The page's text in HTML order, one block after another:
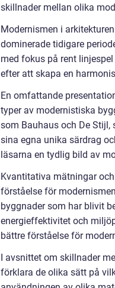
skillnader mellan olika
Modernismen i
dominerade tidigare
med fokus på rent
efter att skapa en
En omfattande
typer av modernistiska
som Bauhaus och De
sina egna unika särdrag
läsarna en tydlig bild av
Kvantitativa mätningar
förståelse för
byggnader som har blivit
energieffektivitet och
bättre förståelse för
I avsnittet om skillnader
förklara de olika sätt på